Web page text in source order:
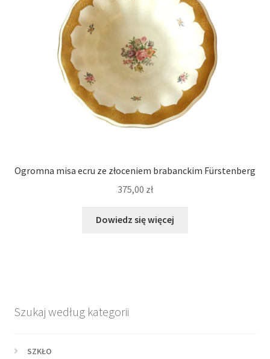
Ogromna misa ecru ze złoceniem brabanckim Fürstenberg
375,00 zł
Dowiedz się więcej
Szukaj według kategorii
SZKŁO